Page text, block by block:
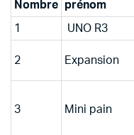
Nombre prénom
1 UNO R3
2 Expansion
3 Mini pain